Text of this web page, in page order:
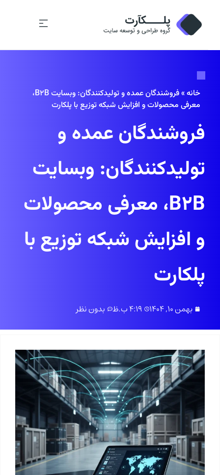
خانه»
فروشندگان عمده و تولیدکنندگان: وبسایت B2B،
معرفی محصولات و افزایش شبکه توزیع با پلکارت
فروشندگان عمده و
تولیدکنندگان: وبسایت
B2B، معرفی محصولات
و افزایش شبکه توزیع با
پلکارت
بهمن 10, 1404 4:19 ب.ظ بدون نظر